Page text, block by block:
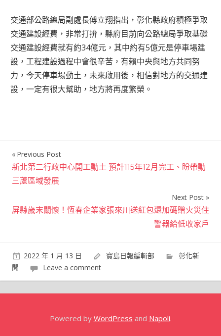
交通部公路總局副處長傅立翔指出，彰化縣政府積極爭取
交通建設經費，非常打拚，縣府目前向公路總局爭取基礎
交通建設經費就有約34億元，其中約有5億元是停車場建
設，工程建設過程中會很辛苦，有賴中央與地方共同努
力，今天停車場動土，未來啟用後，相信對地方的交通建
設，一定有很大幫助，地方將再度繁榮。
文
章
覽
Previous Post
新北第二行政中心開工動土 預計115年12月完工、盼帶動
三蘆區域發展
Next Post
屏縣歲末關懷！恆春企業家張來川送紅包還加碼贈火災住
警器給低收家戶
2022 年 1 月 13 日 寶島日報編輯部
彰化新
聞
Leave a comment
Powered by WordPress and Napoli.